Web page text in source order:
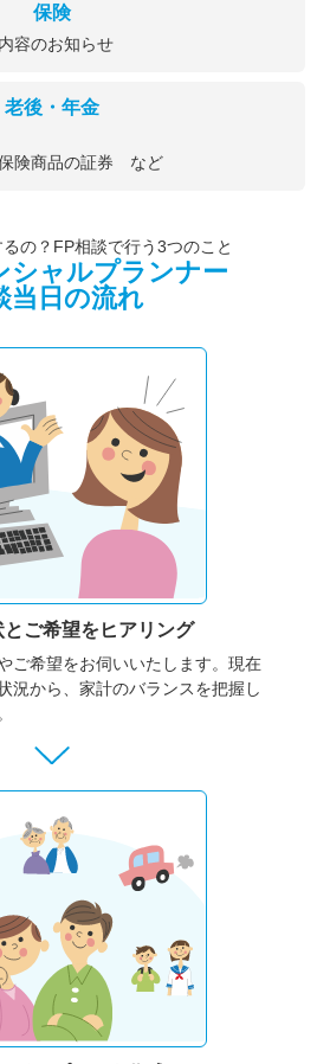
保険
容のお知らせ
老後・年金
保険商品の証券 など
の？FP相談で行う3つのこと
シャルプランナー
当日の流れ
ご希望をヒアリング
ご希望をお伺いいたします。 現在
況から、家計のバランスを把握し